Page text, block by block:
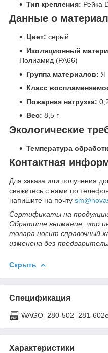
Тип крепления: Рейка
Данные о
Цвет: серый
Изоляционный
Полиамид (PA66)
Группа материалов: Я
Класс
Пожарная нагрузка:
Вес: 8,5 г
Экологические
Температура
Контактная
Для заказа или получения
свяжитесь с нами по
напишите на почту
Сертификаты на
Обратите внимание, что
товара носит справочный
изменена без
Скрыть
Спецификация
WAGO_280-502_281-
Характеристики